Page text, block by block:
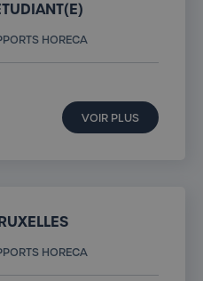
HORECA
VOIR PLUS
HORECA